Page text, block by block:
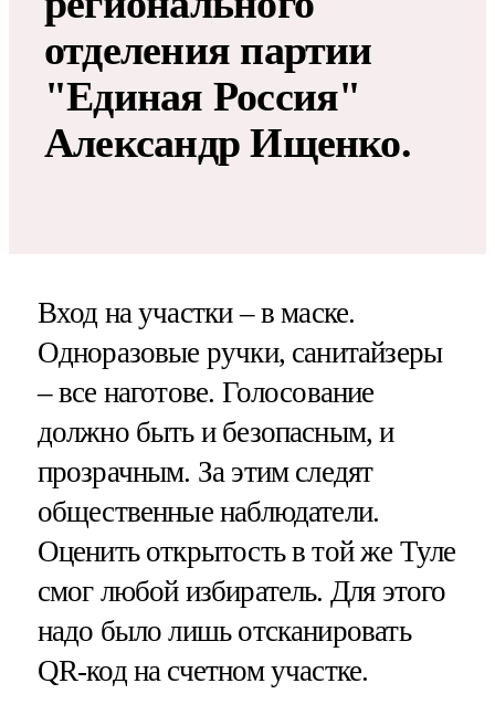
отделения партии
"Единая Россия"
Александр Ищенко.
Вход на участки – в маске.
Одноразовые ручки, санитайзеры
– все наготове. Голосование
должно быть и безопасным, и
прозрачным. За этим следят
общественные наблюдатели.
Оценить открытость в той же Туле
смог любой избиратель. Для этого
надо было лишь отсканировать
QR-код на счетном участке.